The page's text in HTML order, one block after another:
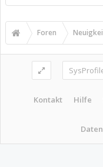
Foren
Kontakt Hilfe